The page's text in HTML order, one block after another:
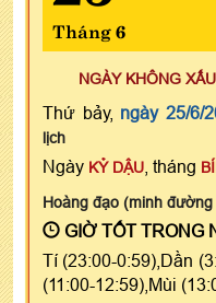
Tháng 6
NGÀY KHÔNG
Thứ bảy, ngày 25/6/
lịch
Ngày KỶ DẬU , tháng
Hoàng đạo (minh
GIỜ TỐT TRONG
Tí (23:00-0:59),Dần
(11:00-12:59),Mùi